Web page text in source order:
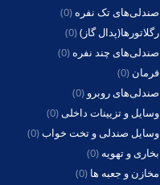
صندلی‌های تک نفره (0)
رگلاتورها(پدال گاز)(0)
صندلی‌های چند نفره (0)
فرمان (0)
صندلی‌های روبرو (0)
وسایل و تزیینات داخلی(0)
وسایل صندلی و تخت خواب(0)
بخاری و تهویه (0)
مخازن و جعبه ها (0)